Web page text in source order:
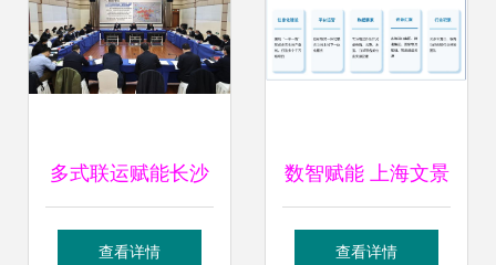
多式联运赋能长沙
物流高质量发展
查看详情
数智赋能 上海文景
信息科技如何打造
查看详情